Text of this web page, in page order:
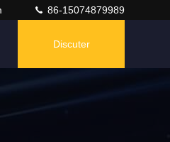
86-15074879989
Discuter